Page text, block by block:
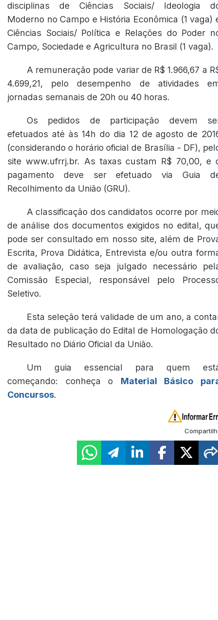
disciplinas de Ciências Sociais/ Ideologia
Moderno no Campo e História Econômica (1 vaga)
Ciências Sociais/ Política e Relações do Poder
Campo, Sociedade e Agricultura no Brasil (1 vaga).
A remuneração pode variar de R$ 1.966,67 a
4.699,21, pelo desempenho de atividades
jornadas semanais de 20h ou 40 horas.
Os pedidos de participação devem
efetuados até às 14h do dia 12 de agosto de
(considerando o horário oficial de Brasília - DF),
site www.ufrrj.br. As taxas custam R$ 70,00, e
pagamento deve ser efetuado via Guia
Recolhimento da União (GRU).
A classificação dos candidatos ocorre por
de análise dos documentos exigidos no edital,
pode ser consultado em nosso site, além de
Escrita, Prova Didática, Entrevista e/ou outra
de avaliação, caso seja julgado necessário
Comissão Especial, responsável pelo
Seletivo.
Esta seleção terá validade de um ano, a
da data de publicação do Edital de Homologação
Resultado no Diário Oficial da União.
Um guia essencial para quem
começando: conheça o Material Básico
Concursos.